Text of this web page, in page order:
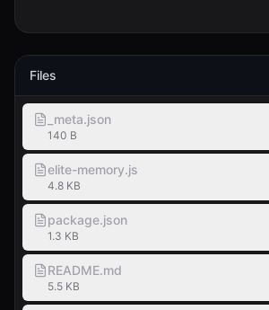
Files
_meta.json
140 B
elite-memory.js
4.8 KB
package.json
1.3 KB
README.md
5.5 KB